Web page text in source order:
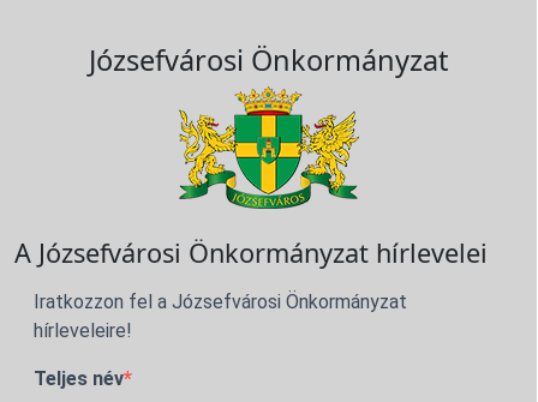
Józsefvárosi Önkormányzat
A Józsefvárosi Önkormányzat hírlevelei
Iratkozzon fel a Józsefvárosi Önkormányzat
hírleveleire!
Teljes név